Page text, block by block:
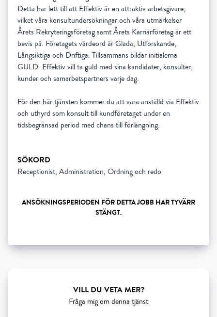
VILL DU VETA MER?
Fråga mig om denna tjänst
Detta har lett till att Effektiv är en attraktiv arbetsgivare,
vilket våra konsultundersökningar och våra utmärkelser
Årets Rekryteringsföretag samt Årets Karriärföretag är ett
bevis på. Företagets värdeord är Glada, Utforskande,
Långsiktiga och Driftiga. Tillsammans bildar initialerna
GULD. Effektiv vill ta guld med sina kandidater, konsulter,
kunder och samarbetspartners varje dag.
För den här tjänsten kommer du att vara anställd via Effektiv
och uthyrd som konsult till kundföretaget under en
SÖKORD
Receptionist, Administration, Ordning och redo
ANSÖKNINGSPERIODEN FÖR DETTA JOBB HAR TYVÄRR
STÄNGT.